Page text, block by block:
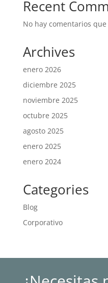
Recent
No hay comentarios
Archives
enero 2026
diciembre 2025
noviembre 2025
octubre 2025
agosto 2025
enero 2025
enero 2024
Categories
Blog
Corporativo